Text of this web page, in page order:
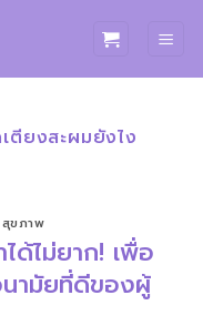
ตียงสะผมยังไง
สุขภาพ
ด้ไม่ยาก! เพื่อ
ามัยที่ดีของผู้